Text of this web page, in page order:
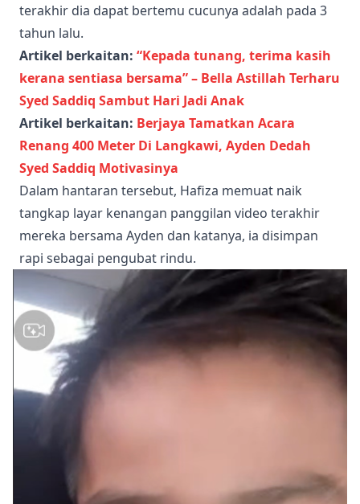
terakhir dia dapat bertemu cucunya adalah pada 3
tahun lalu.
Artikel berkaitan: “Kepada tunang, terima kasih
kerana sentiasa bersama” – Bella Astillah Terharu
Syed Saddiq Sambut Hari Jadi Anak
Artikel berkaitan: Berjaya Tamatkan Acara
Renang 400 Meter Di Langkawi, Ayden Dedah
Syed Saddiq Motivasinya
Dalam hantaran tersebut, Hafiza memuat naik
tangkap layar kenangan panggilan video terakhir
mereka bersama Ayden dan katanya, ia disimpan
rapi sebagai pengubat rindu.